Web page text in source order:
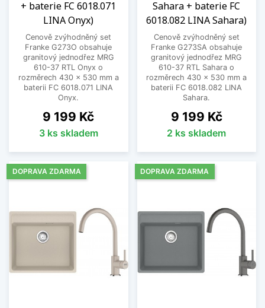
+ baterie FC 6018.071
LINA Onyx)
Cenově zvýhodněný set
Franke G273O obsahuje
granitový jednodřez MRG
610-37 RTL Onyx o
rozměrech 430 x 530 mm a
baterii FC 6018.071 LINA
Onyx.
Cena
9 199 Kč
3 ks skladem
Sahara + baterie FC
6018.082 LINA Sahara)
Cenově zvýhodněný set
Franke G273SA obsahuje
granitový jednodřez MRG
610-37 RTL Sahara o
rozměrech 430 x 530 mm a
baterii FC 6018.082 LINA
Sahara.
Cena
9 199 Kč
2 ks skladem
DOPRAVA ZDARMA DOPRAVA ZDARMA